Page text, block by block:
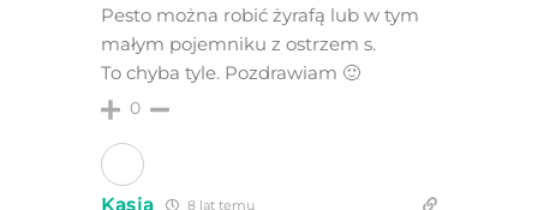
Pesto można robić żyrafą lub w tym
małym pojemniku z ostrzem s.
To chyba tyle. Pozdrawiam 🙂
0
Kasia 8 lat temu